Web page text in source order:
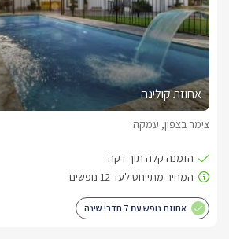
אחוזת קולינה
צימר בצפון, עמקה
אחוזת נופש עם 7 חדרי שינה